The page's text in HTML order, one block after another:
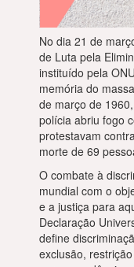
No dia 21 de
de Luta pela
instituído pela
memória do
de março de
polícia abriu fogo
protestavam
morte de 69
O combate à
mundial com o
e a justiça para
Declaração
define
exclusão,